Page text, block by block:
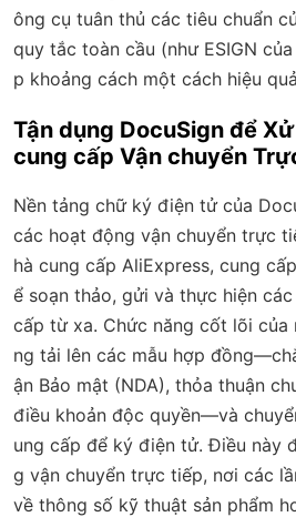
ông cụ tuân thủ các tiêu chuẩn
quy tắc toàn cầu (như ESIGN
p khoảng cách một cách hiệu
Tận dụng DocuSign để
cung cấp Vận chuyển
Nền tảng chữ ký điện tử của
các hoạt động vận chuyển trực
hà cung cấp AliExpress, cung
ể soạn thảo, gửi và thực hiện
cấp từ xa. Chức năng cốt lõi của
ng tải lên các mẫu hợp
ận Bảo mật (NDA), thỏa thuận
điều khoản độc quyền—và
ung cấp để ký điện tử. Điều này
g vận chuyển trực tiếp, nơi các
về thông số kỹ thuật sản phẩm